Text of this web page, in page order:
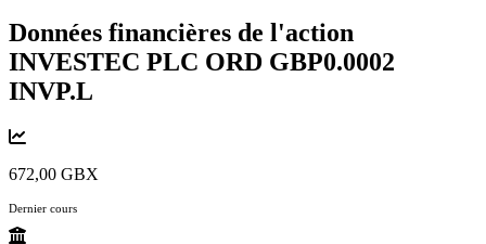
Données financières de l'action
INVESTEC PLC ORD GBP0.0002
INVP.L
672,00 GBX
Dernier cours